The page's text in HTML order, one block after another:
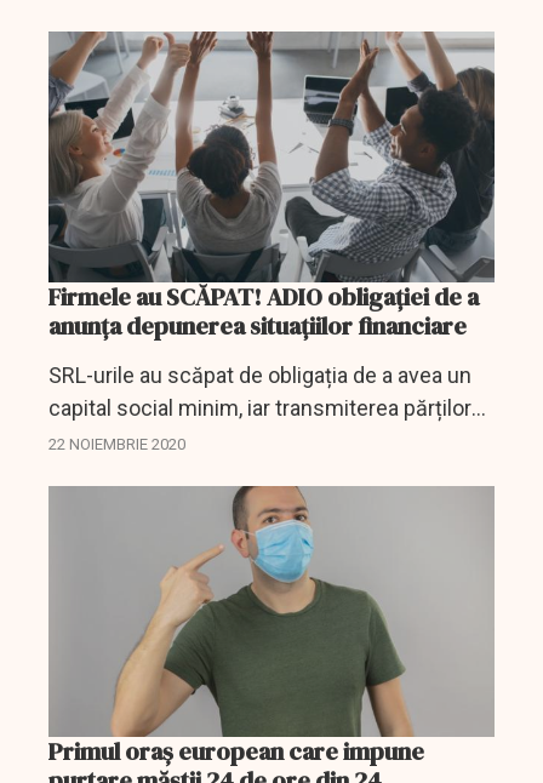
prevăzute...
Firmele au SCĂPAT! ADIO obligației de a
anunța depunerea situațiilor financiare
SRL-urile au scăpat de obligația de a avea un
capital social minim, iar transmiterea părților
sociale către persoane din afara firmei se va
22 NOIEMBRIE 2020
Primul oraș european care impune